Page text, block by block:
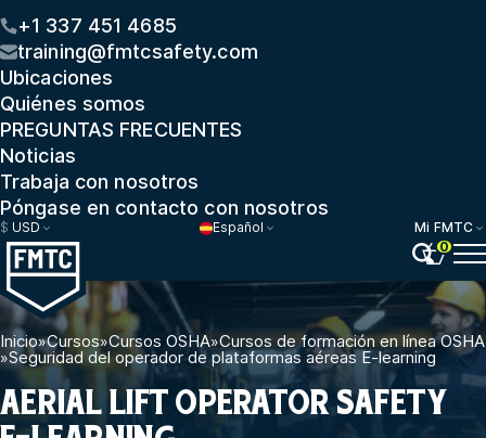
+1 337 451 4685
training@fmtcsafety.com
Ubicaciones
Quiénes somos
PREGUNTAS FRECUENTES
Noticias
Trabaja con nosotros
Póngase en contacto con nosotros
$ USD Español
Mi FMTC
0
Inicio»Cursos»Cursos OSHA»Cursos de formación en línea OSHA
»Seguridad del operador de plataformas aéreas E-learning
AERIAL LIFT OPERATOR SAFETY